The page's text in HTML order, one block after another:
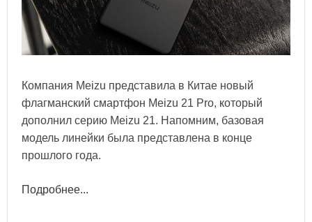
Компания Meizu представила в Китае новый
флагманский смартфон Meizu 21 Pro, который
дополнил серию Meizu 21. Напомним, базовая
модель линейки была представлена в конце
прошлого года.
Подробнее...